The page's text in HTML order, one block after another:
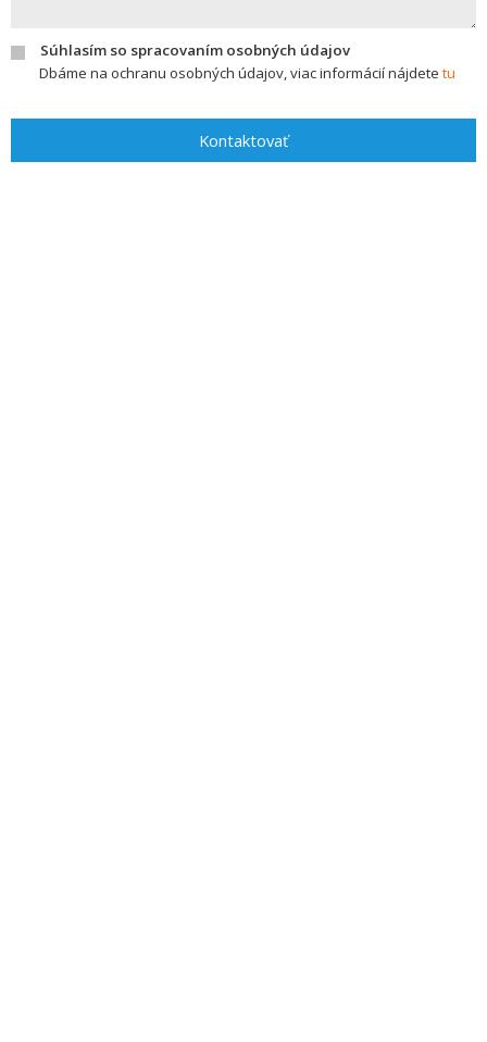
Súhlasím so spracovaním osobných údajov
Dbáme na ochranu osobných údajov, viac informácií nájdete tu
Kontaktovať